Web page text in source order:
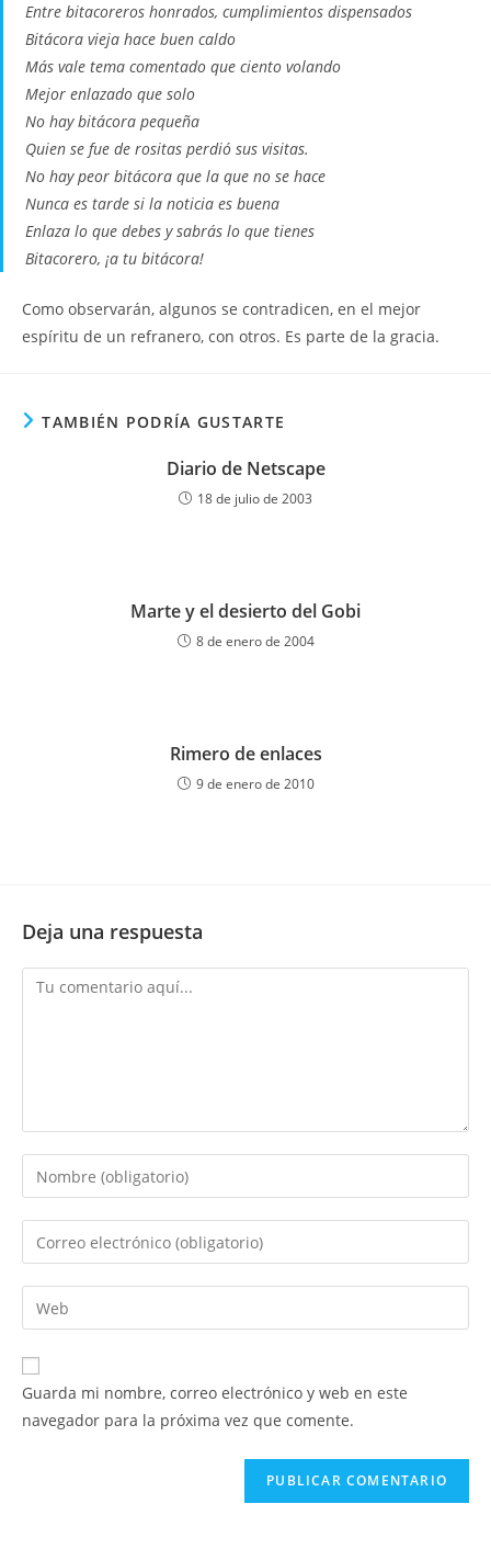
Entre bitacoreros honrados, cumplimientos dispensados
Bitácora vieja hace buen caldo
Más vale tema comentado que ciento volando
Mejor enlazado que solo
No hay bitácora pequeña
Quien se fue de rositas perdió sus visitas.
No hay peor bitácora que la que no se hace
Nunca es tarde si la noticia es buena
Enlaza lo que debes y sabrás lo que tienes
Bitacorero, ¡a tu bitácora!
Como observarán, algunos se contradicen, en el mejor
espíritu de un refranero, con otros. Es parte de la gracia.
TAMBIÉN PODRÍA GUSTARTE
Diario de Netscape
18 de julio de 2003
Marte y el desierto del Gobi
8 de enero de 2004
Rimero de enlaces
9 de enero de 2010
Deja una respuesta
Comentario
Introduce
tu
nombre
de
usuario
para
comentar
Introduce
tu
dirección
de
electrónico
para
comentar
Introduce
la
URL
de
Guarda mi nombre, correo electrónico y web en este
navegador para la próxima vez que comente.